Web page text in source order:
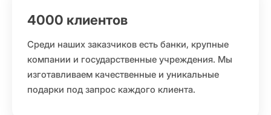
4000 клиентов
Среди наших заказчиков есть банки, крупные
компании и государственные учреждения. Мы
изготавливаем качественные и уникальные
подарки под запрос каждого клиента.